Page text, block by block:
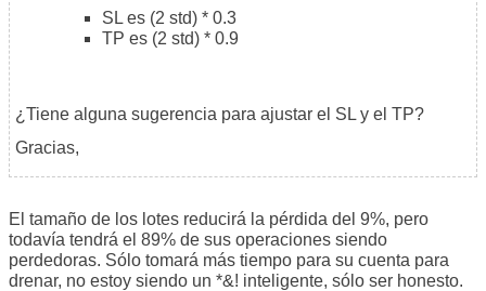
SL es (2 std) * 0.3
TP es (2 std) * 0.9
¿Tiene alguna sugerencia para ajustar el SL y el TP?
Gracias,
El tamaño de los lotes reducirá la pérdida del 9%, pero
todavía tendrá el 89% de sus operaciones siendo
perdedoras. Sólo tomará más tiempo para su cuenta para
drenar, no estoy siendo un *&! inteligente, sólo ser honesto.